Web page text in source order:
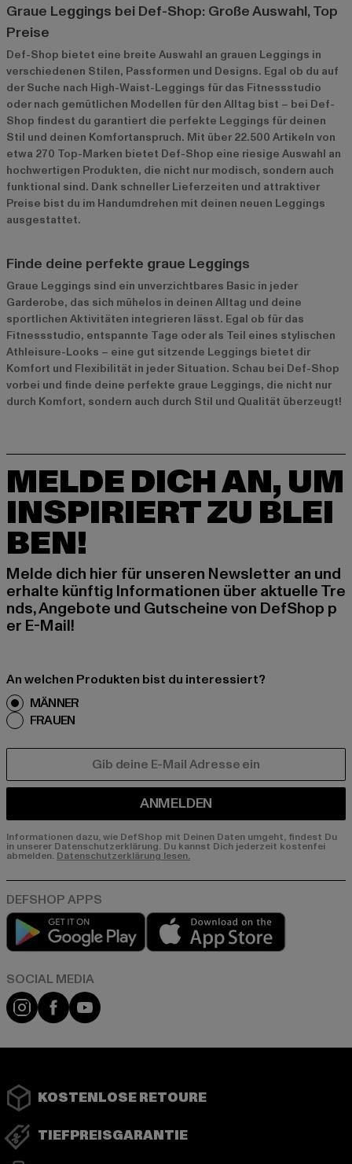
Graue Leggings bei Def-Shop: Große Auswahl, Top
Preise
Def-Shop bietet eine breite Auswahl an grauen Leggings in
verschiedenen Stilen, Passformen und Designs. Egal ob du auf
der Suche nach High-Waist-Leggings für das Fitnessstudio
oder nach gemütlichen Modellen für den Alltag bist – bei Def-
Shop findest du garantiert die perfekte Leggings für deinen
Stil und deinen Komfortanspruch. Mit über 22.500 Artikeln von
etwa 270 Top-Marken bietet Def-Shop eine riesige Auswahl an
hochwertigen Produkten, die nicht nur modisch, sondern auch
funktional sind. Dank schneller Lieferzeiten und attraktiver
Preise bist du im Handumdrehen mit deinen neuen Leggings
ausgestattet.
Finde deine perfekte graue Leggings
Graue Leggings sind ein unverzichtbares Basic in jeder
Garderobe, das sich mühelos in deinen Alltag und deine
sportlichen Aktivitäten integrieren lässt. Egal ob für das
Fitnessstudio, entspannte Tage oder als Teil eines stylischen
Athleisure-Looks – eine gut sitzende Leggings bietet dir
Komfort und Flexibilität in jeder Situation. Schau bei Def-Shop
vorbei und finde deine perfekte graue Leggings, die nicht nur
durch Komfort, sondern auch durch Stil und Qualität überzeugt!
MELDE DICH AN, UM
INSPIRIERT ZU BLEI
BEN!
Melde dich hier für unseren Newsletter an und
erhalte künftig Informationen über aktuelle Tre
nds, Angebote und Gutscheine von DefShop p
er E-Mail!
An welchen Produkten bist du interessiert?
MÄNNER
FRAUEN
ANMELDEN
Informationen dazu, wie DefShop mit Deinen Daten umgeht, findest Du
in unserer Datenschutzerklärung. Du kannst Dich jederzeit kostenfei
abmelden. Datenschutzerklärung lesen.
Play market
Instagram
FacebookYouTube
KOSTENLOSE RETOURE
TIEFPREISGARANTIE